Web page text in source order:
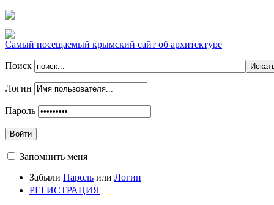
Самый посещаемый крымский сайт об архитектуре
Поиск
Логин
Пароль
Войти
Запомнить меня
Забыли Пароль или Логин
РЕГИСТРАЦИЯ